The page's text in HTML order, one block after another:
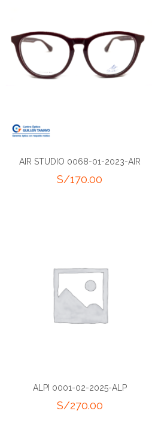
AIR STUDIO 0068-01-2023-AIR
S/170.00
ALPI 0001-02-2025-ALP
S/270.00